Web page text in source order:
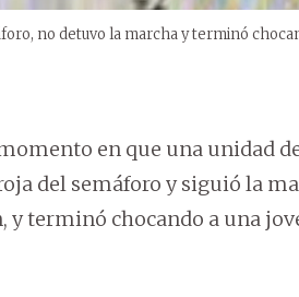
no detuvo la marcha y terminó
en que una unidad
del semáforo y siguió la
terminó chocando a una